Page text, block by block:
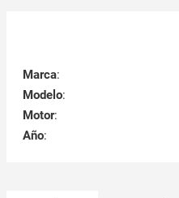
Marca:
Modelo:
Motor:
Año: